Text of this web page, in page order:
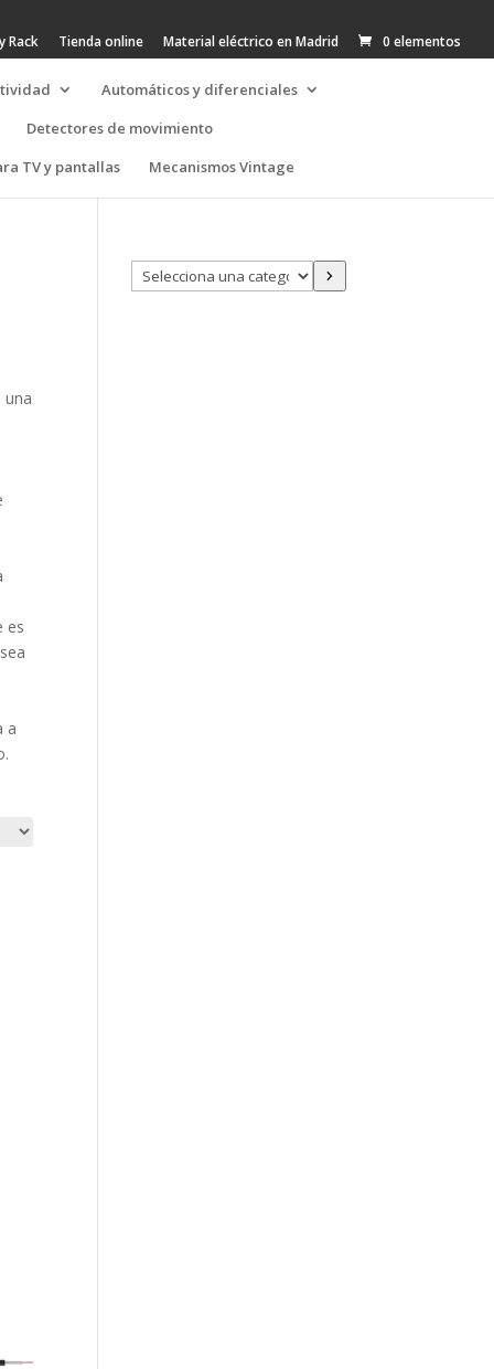
Rack Tienda online Material eléctrico en Madrid 0 elementos
Automáticos y diferenciales
Detectores de movimiento
TV y pantallas
Mecanismos Vintage
una
es
a
Selecciona
una